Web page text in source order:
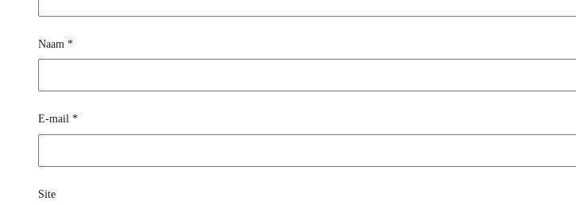
Naam *
E-mail *
Site